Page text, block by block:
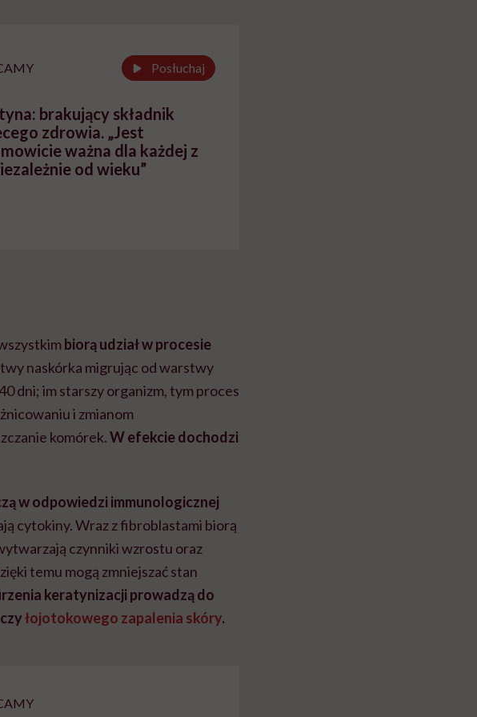
Posłuchaj
brakujący składnik
zdrowia. „Jest
ważna dla każdej z
od wieku”
biorą udział w procesie
naskórka migrując od warstwy
dni; im starszy organizm, tym proces
i zmianom
komórek.W efekcie dochodzi
w odpowiedzi immunologicznej
cytokiny. Wraz z fibroblastami biorą
czynniki wzrostu oraz
temu mogą zmniejszać stan
keratynizacji prowadzą do
łojotokowego zapalenia skóry.